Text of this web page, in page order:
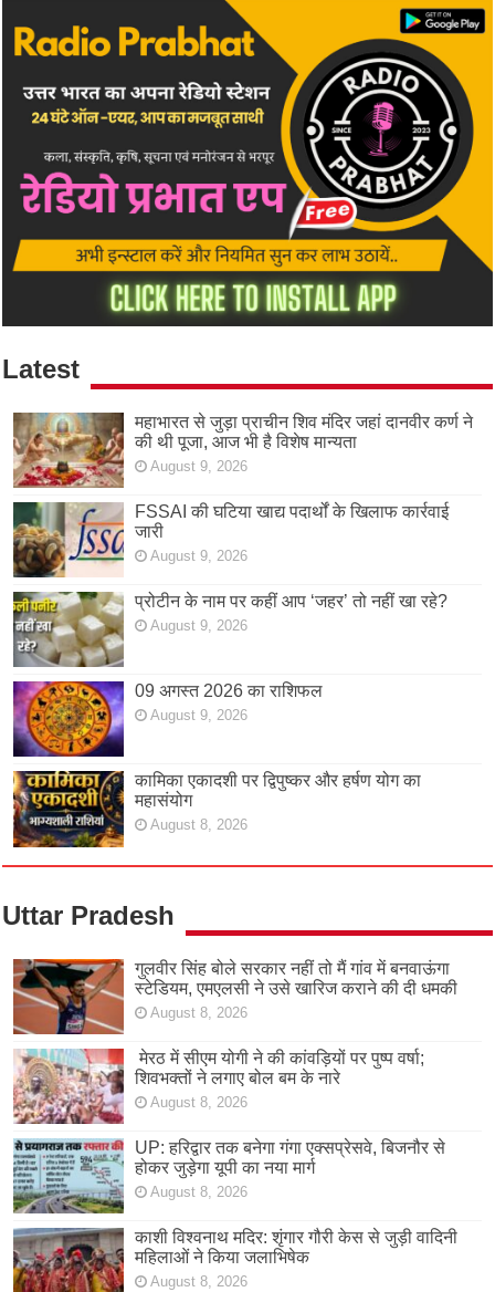
Latest
महाभारत से जुड़ा प्राचीन शिव मंदिर जहां दानवीर कर्ण ने
की थी पूजा, आज भी है विशेष मान्यता
August 9, 2026
FSSAI की घटिया खाद्य पदार्थों के खिलाफ कार्रवाई
जारी
August 9, 2026
प्रोटीन के नाम पर कहीं आप ‘जहर’ तो नहीं खा रहे?
August 9, 2026
09 अगस्त 2026 का राशिफल
August 9, 2026
कामिका एकादशी पर द्विपुष्कर और हर्षण योग का
महासंयोग
August 8, 2026
Uttar Pradesh
गुलवीर सिंह बोले सरकार नहीं तो मैं गांव में बनवाऊंगा
स्टेडियम, एमएलसी ने उसे खारिज कराने की दी धमकी
August 8, 2026
मेरठ में सीएम योगी ने की कांवड़ियों पर पुष्प वर्षा;
शिवभक्तों ने लगाए बोल बम के नारे
August 8, 2026
UP: हरिद्वार तक बनेगा गंगा एक्सप्रेसवे, बिजनौर से
होकर जुड़ेगा यूपी का नया मार्ग
August 8, 2026
काशी विश्वनाथ मदिर: शृंगार गौरी केस से जुड़ी वादिनी
महिलाओं ने किया जलाभिषेक
August 8, 2026